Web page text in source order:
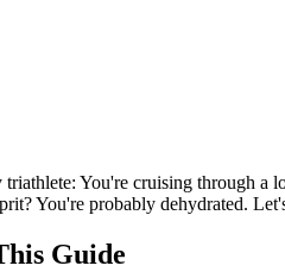
triathlete: You're cruising through
You're probably dehydrated.
Guide